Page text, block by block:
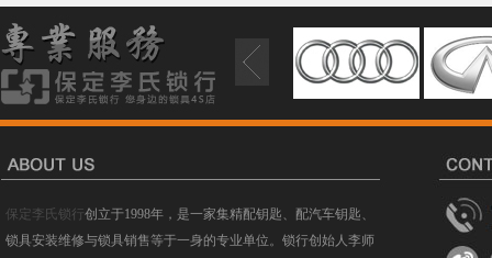
保定李氏锁行创立于1998年，是一家集精配钥匙、配汽车钥匙、
锁具安装维修与锁具销售等于一身的专业单位。锁行创始人李师